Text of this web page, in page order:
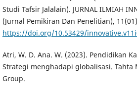
Studi Tafsir Jalalain). JURNAL ILMIAH
(Jurnal Pemikiran Dan Penelitian),
https://doi.org/10.53429/
Atri, W. D. Ana. W. (2023). Pendidikan
Strategi menghadapi globalisasi. Tahta
Group.